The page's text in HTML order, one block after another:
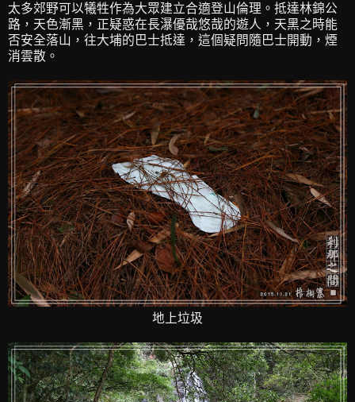
太多郊野可以犧牲作為大眾建立合適登山倫理。抵達林錦公
路，天色漸黑，正疑惑在長瀑優哉悠哉的遊人，天黑之時能
否安全落山，往大埔的巴士抵達，這個疑問隨巴士開動，煙
消雲散。
地上垃圾